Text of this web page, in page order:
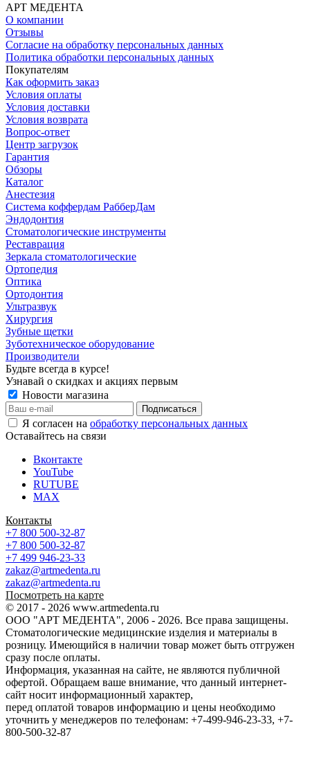
АРТ МЕДЕНТА
О компании
Отзывы
Согласие на обработку персональных данных
Политика обработки персональных данных
Покупателям
Как оформить заказ
Условия оплаты
Условия доставки
Условия возврата
Вопрос-ответ
Центр загрузок
Гарантия
Обзоры
Каталог
Анестезия
Система коффердам РабберДам
Эндодонтия
Стоматологические инструменты
Реставрация
Зеркала стоматологические
Ортопедия
Оптика
Ортодонтия
Ультразвук
Хирургия
Зубные щетки
Зуботехническое оборудование
Производители
Будьте всегда в курсе!
Узнавай о скидках и акциях первым
Новости магазина
Я согласен на обработку персональных данных
Оставайтесь на связи
Вконтакте
YouTube
RUTUBE
MAX
Контакты
+7 800 500-32-87
+7 800 500-32-87
+7 499 946-23-33
zakaz@artmedenta.ru
zakaz@artmedenta.ru
Посмотреть на карте
© 2017 - 2026 www.artmedenta.ru
ООО "АРТ МЕДЕНТА", 2006 - 2026. Все права защищены.
Стоматологические медицинские изделия и материалы в
розницу. Имеющийся в наличии товар может быть отгружен
сразу после оплаты.
Информация, указанная на сайте, не являются публичной
офертой. Обращаем ваше внимание, что данный интернет-
сайт носит информационный характер,
перед оплатой товаров информацию и цены необходимо
уточнить у менеджеров по телефонам: +7-499-946-23-33, +7-
800-500-32-87